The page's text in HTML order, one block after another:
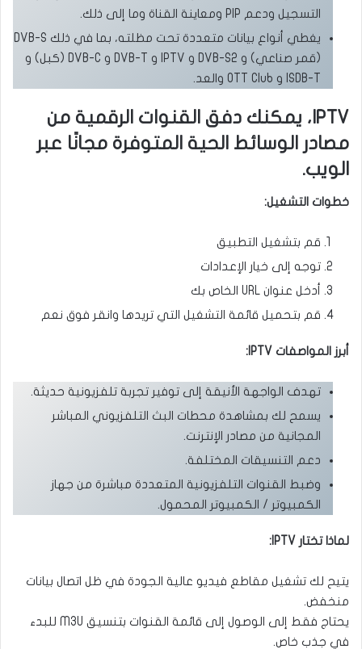
التسجيل ودعم PIP ومعاينة القناة وما إلى ذلك.
يغطي أنواع بيانات متعددة تحت مظلته، بما في ذلك DVB-S
(قمر صناعي) و DVB-S2 و IPTV و DVB-T و DVB-C (كبل) و
ISDB-T و OTT Club والعد.
IPTV، يمكنك دفق القنوات الرقمية من
مصادر الوسائط الحية المتوفرة مجانًا عبر
الويب.
خطوات التشغيل:
قم بتشغيل التطبيق
توجه إلى خيار الإعدادات
أدخل عنوان URL الخاص بك
قم بتحميل قائمة التشغيل التي تريدها وانقر فوق نعم
أبرز المواصفات IPTV:
تهدف الواجهة الأنيقة إلى توفير تجربة تلفزيونية حديثة.
يسمح لك بمشاهدة محطات البث التلفزيوني المباشر
المجانية من مصادر الإنترنت.
دعم التنسيقات المختلفة.
وضبط القنوات التلفزيونية المتعددة مباشرة من جهاز
الكمبيوتر / الكمبيوتر المحمول.
لماذا تختار IPTV:
يتيح لك تشغيل مقاطع فيديو عالية الجودة في ظل اتصال بيانات
منخفض.
يحتاج فقط إلى الوصول إلى قائمة القنوات بتنسيق M3U للبدء
في جذب خاص.